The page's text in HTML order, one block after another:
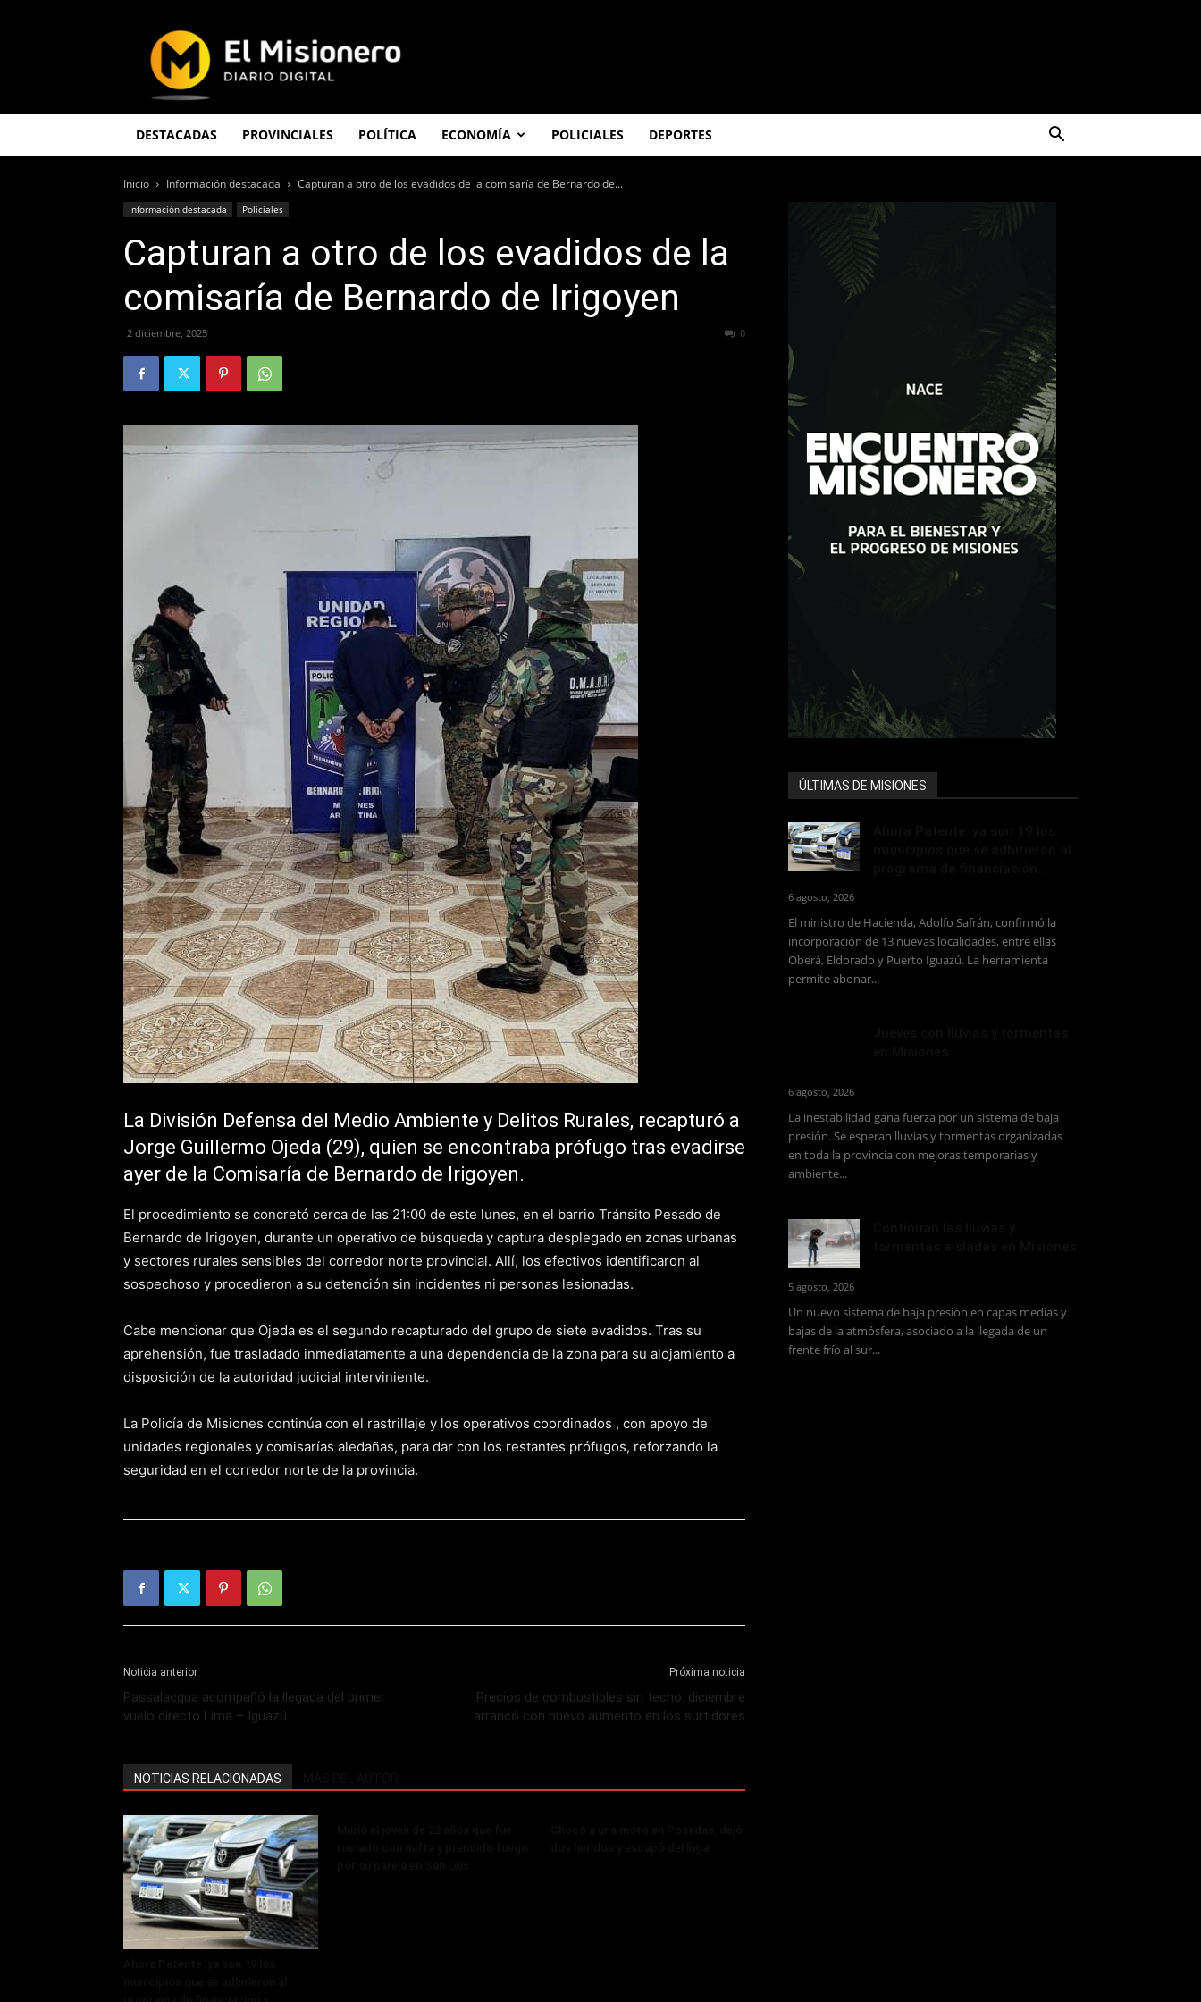
Misionero
DESTACADAS PROVINCIALES POLÍTICA ECONOMÍA POLICIALES DEPORTES
Inicio Información destacada Capturan a otro de los evadidos de la comisaría de Bernardo de...
Información destacada Policiales
Capturan a otro de los evadidos de la
comisaría de Bernardo de Irigoyen
2 diciembre, 2025 0
La División Defensa del Medio Ambiente y Delitos Rurales, recapturó a
Jorge Guillermo Ojeda (29), quien se encontraba prófugo tras evadirse
ayer de la Comisaría de Bernardo de Irigoyen.
El procedimiento se concretó cerca de las 21:00 de este lunes, en el barrio Tránsito Pesado de
Bernardo de Irigoyen, durante un operativo de búsqueda y captura desplegado en zonas urbanas
y sectores rurales sensibles del corredor norte provincial. Allí, los efectivos identificaron al
sospechoso y procedieron a su detención sin incidentes ni personas lesionadas.
Cabe mencionar que Ojeda es el segundo recapturado del grupo de siete evadidos. Tras su
aprehensión, fue trasladado inmediatamente a una dependencia de la zona para su alojamiento a
disposición de la autoridad judicial interviniente.
La Policía de Misiones continúa con el rastrillaje y los operativos coordinados , con apoyo de
unidades regionales y comisarías aledañas, para dar con los restantes prófugos, reforzando la
seguridad en el corredor norte de la provincia.
Noticia anterior
Passalacqua acompañó la llegada del primer
vuelo directo Lima – Iguazú
Próxima noticia
Precios de combustibles sin techo: diciembre
arrancó con nuevo aumento en los surtidores
NOTICIAS RELACIONADAS
ÚLTIMAS DE MISIONES
6 agosto, 2026
El ministro de Hacienda, Adolfo Safrán, confirmó la
incorporación de 13 nuevas localidades, entre ellas
Oberá, Eldorado y Puerto Iguazú. La herramienta
permite abonar...
6 agosto, 2026
La inestabilidad gana fuerza por un sistema de baja
presión. Se esperan lluvias y tormentas organizadas
en toda la provincia con mejoras temporarias y
ambiente...
5 agosto, 2026
Un nuevo sistema de baja presión en capas medias y
bajas de la atmósfera, asociado a la llegada de un
frente frío al sur...